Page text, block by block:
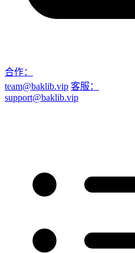
合作：
team@baklib.vip 客服：
support@baklib.vip